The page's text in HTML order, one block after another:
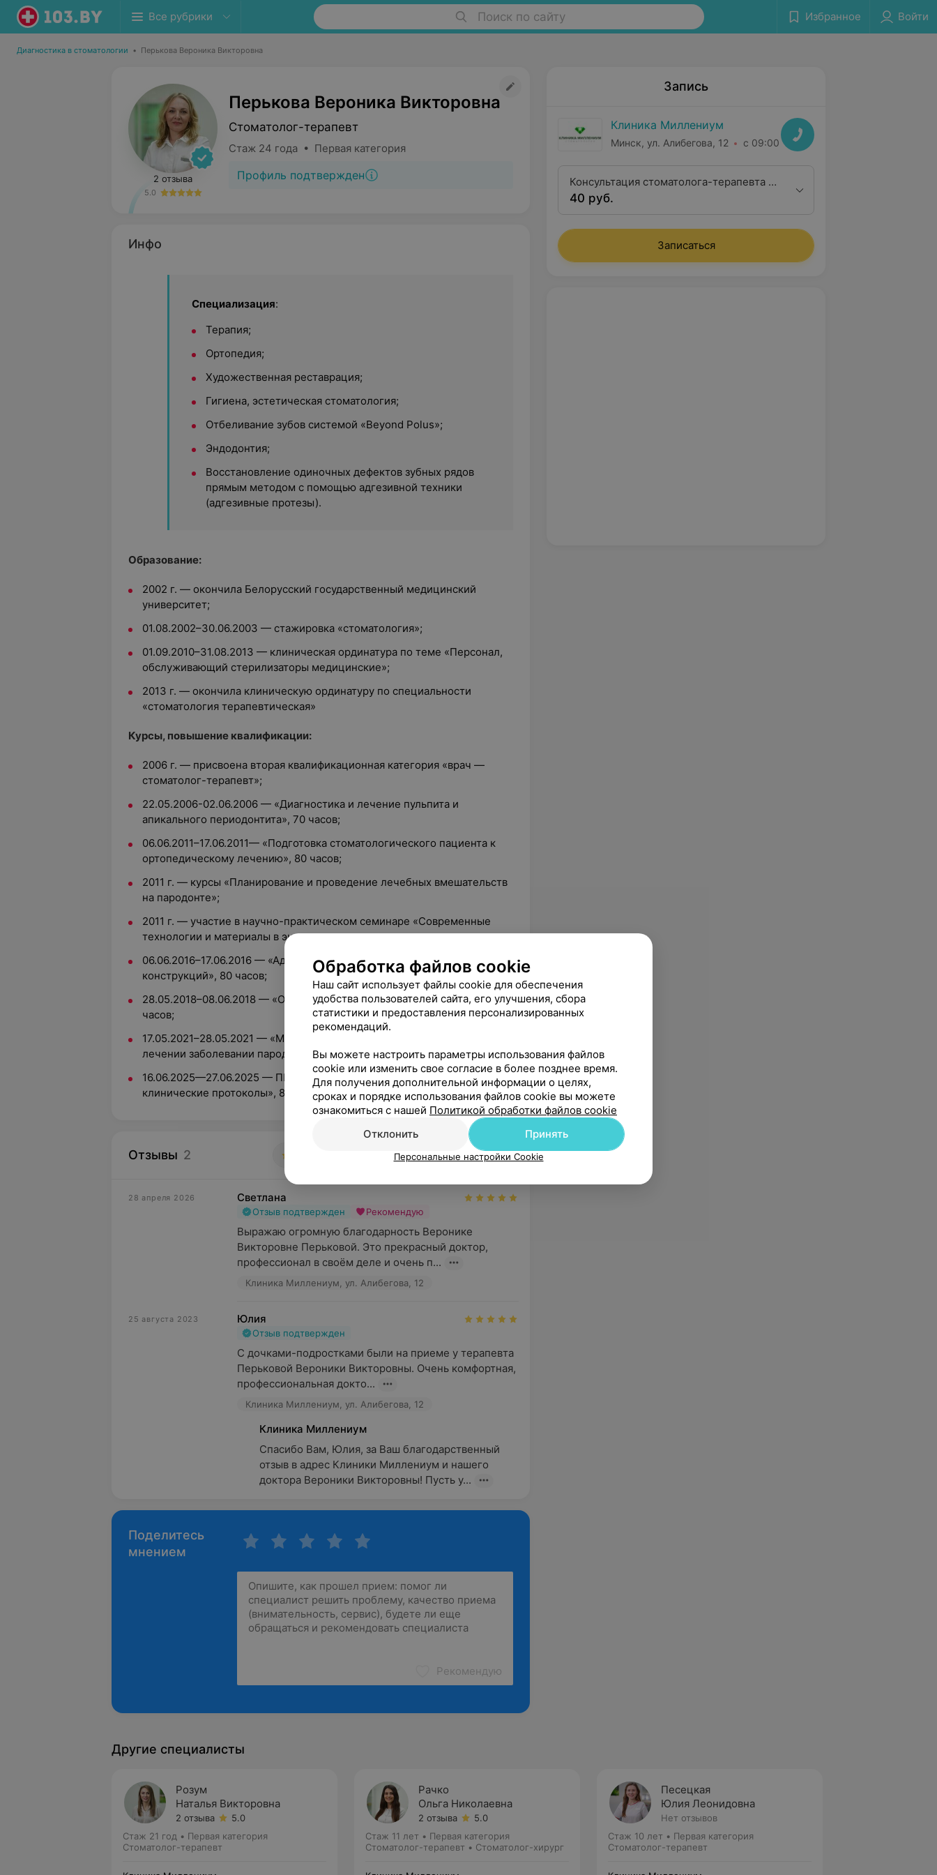
Все рубрики Поиск по сайту Избранное Войти
Диагностика в стоматологии • Перькова Вероника Викторовна
2 отзыва
5.0
Перькова Вероника Викторовна
Стоматолог-терапевт
Стаж 24 года • Первая категория
Профиль подтвержден
Инфо
Специализация:
Терапия;
Ортопедия;
Художественная реставрация;
Гигиена, эстетическая стоматология;
Отбеливание зубов системой «Beyond Polus»;
Эндодонтия;
Восстановление одиночных дефектов зубных рядов
прямым методом с помощью адгезивной техники
(адгезивные протезы).
Образование:
2002 г. — окончила Белорусский государственный медицинский
университет;
01.08.2002–30.06.2003 — стажировка «стоматология»;
01.09.2010–31.08.2013 — клиническая ординатура по теме «Персонал,
обслуживающий стерилизаторы медицинские»;
2013 г. — окончила клиническую ординатуру по специальности
«стоматология терапевтическая»
Курсы, повышение квалификации:
2006 г. — присвоена вторая квалификационная категория «врач —
стоматолог-терапевт»;
22.05.2006-02.06.2006 — «Диагностика и лечение пульпита и
апикального периодонтита», 70 часов;
06.06.2011–17.06.2011— «Подготовка стоматологического пациента к
ортопедическому лечению», 80 часов;
2011 г. — курсы «Планирование и проведение лечебных вмешательств
на пародонте»;
2011 г. — участие в научно-практическом семинаре «Современные
технологии и материалы в эндодонтическом лечении»;
06.06.2016–17.06.2016 — «Адгезивная фиксация эстетических
конструкций», 80 часов;
28.05.2018–08.06.2018 — «Основы эстетической стоматологии», 80
часов;
17.05.2021–28.05.2021 — «Междисциплинарный подход в диагностике и
лечении заболевании пародонта и слизистой оболочки рта», 80 часов;
16.06.2025—27.06.2025 — ПК «Эндодонтическое лечение зубов:
клинические протоколы», 80 часов.
Отзывы 2 Клиника Миллениум, ул. Алибегова, 12
28 апреля 2026 Светлана
Отзыв подтвержден Рекомендую
Выражаю огромную благодарность Веронике
Викторовне Перьковой. Это прекрасный доктор,
профессионал в своём деле и очень п...
Клиника Миллениум, ул. Алибегова, 12
25 августа 2023 Юлия
Отзыв подтвержден
С дочками-подростками были на приеме у терапевта
Перьковой Вероники Викторовны. Очень комфортная,
профессиональная докто...
Клиника Миллениум, ул. Алибегова, 12
Клиника Миллениум
Спасибо Вам, Юлия, за Ваш благодарственный
отзыв в адрес Клиники Миллениум и нашего
доктора Вероники Викторовны! Пусть у...
Поделитесь
мнением
Рекомендую
Запись
Клиника Миллениум
Минск, ул. Алибегова, 12 с 09:00
Консультация стоматолога-терапевта с
анализом КЛКТ (3D-снимок)
40 руб.
Записаться
Другие специалисты
Розум
Наталья Викторовна
2 отзыва
5.0
Стаж 21 год • Первая категория
Стоматолог-терапевт
Рачко
Ольга Николаевна
2 отзыва
5.0
Стаж 11 лет • Первая категория
Стоматолог-терапевт • Стоматолог-хирург
Песецкая
Юлия Леонидовна
Нет отзывов
Стаж 10 лет • Первая категория
Стоматолог-терапевт
Обработка файлов cookie
Наш сайт использует файлы cookie для обеспечения
удобства пользователей сайта, его улучшения, сбора
статистики и предоставления персонализированных
рекомендаций.
Вы можете настроить параметры использования файлов
cookie или изменить свое согласие в более позднее время.
Для получения дополнительной информации о целях,
сроках и порядке использования файлов cookie вы можете
ознакомиться с нашей Политикой обработки файлов cookie
Отклонить
Принять
Персональные настройки Cookie